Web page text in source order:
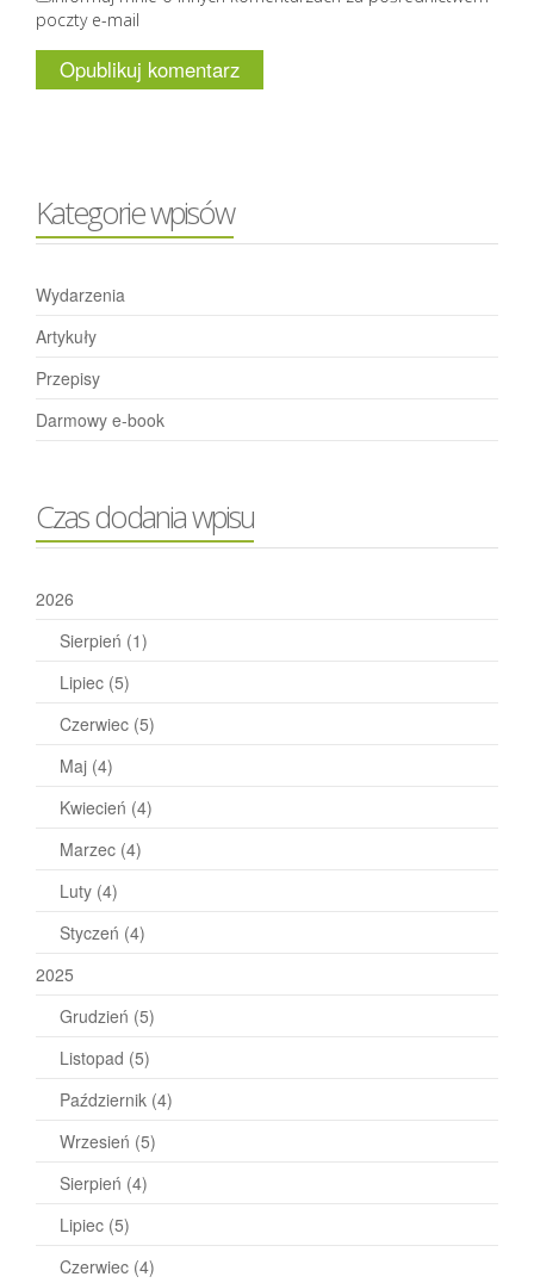
poczty e-mail
Kategorie wpisów
Wydarzenia
Artykuły
Przepisy
Darmowy e-book
Czas dodania wpisu
2026
Sierpień (1)
Lipiec (5)
Czerwiec (5)
Maj (4)
Kwiecień (4)
Marzec (4)
Luty (4)
Styczeń (4)
2025
Grudzień (5)
Listopad (5)
Październik (4)
Wrzesień (5)
Sierpień (4)
Lipiec (5)
Czerwiec (4)